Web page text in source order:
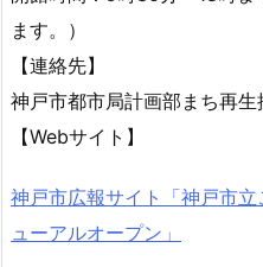
ます。）
【連絡先】
神戸市都市局計画部まち再
【Webサイト】
神戸市広報サイト「神戸市
ューアルオープン」